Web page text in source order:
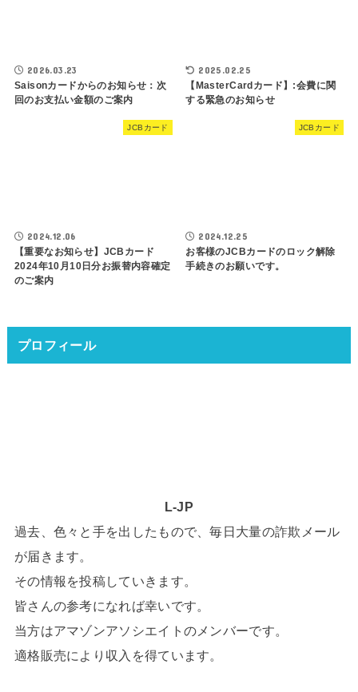
2026.03.23
Saisonカードからのお知らせ：次
回のお支払い金額のご案内
2025.02.25
【MasterCardカード】:会費に関
する緊急のお知らせ
JCBカード
2024.12.06
【重要なお知らせ】JCBカード
2024年10月10日分お振替内容確定
のご案内
JCBカード
2024.12.25
お客様のJCBカードのロック解除
手続きのお願いです。
プロフィール
L-JP
過去、色々と手を出したもので、毎日大量の詐欺メール
が届きます。
その情報を投稿していきます。
皆さんの参考になれば幸いです。
当方はアマゾンアソシエイトのメンバーです。
適格販売により収入を得ています。